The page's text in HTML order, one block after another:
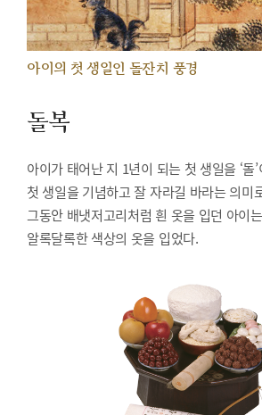
아이의 첫 생일인 돌잔치 풍경
돌복
아이가 태어난 지 1년이 되는 첫 생일을 ‘돌
첫 생일을 기념하고 잘 자라길 바라는 의미
그동안 배냇저고리처럼 흰 옷을 입던 아이
알록달록한 색상의 옷을 입었다.